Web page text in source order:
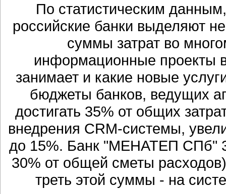
По статистическим
российские банки выделяют
суммы затрат во
информационные проекты
занимает и какие новые
бюджеты банков, ведущих
достигать 35% от общих
внедрения CRM-системы,
до 15%. Банк "МЕНАТЕП СПб"
30% от общей сметы
треть этой суммы - на